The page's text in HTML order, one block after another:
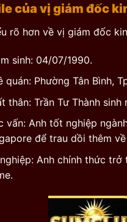
của vị giám đốc
rõ hơn về vị giám đốc
sinh: 04/07/1990.
quán: Phường Tân Bình,
thân: Trần Tư Thành
vấn: Anh tốt nghiệp
để trau dồi thêm
Anh chính thức trở